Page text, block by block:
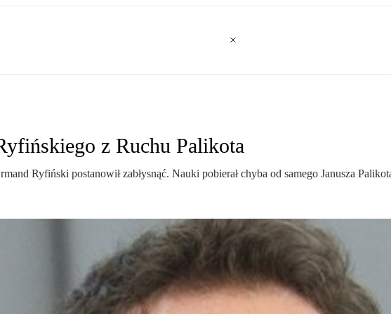
z Ruchu Palikota
Ryfiński postanowił zabłysnąć. Nauki pobierał chyba od samego Janusza